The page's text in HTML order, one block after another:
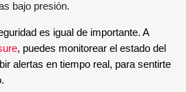
bajo presión.
es igual de importante. A
, puedes monitorear el estado del
alertas en tiempo real, para sentirte